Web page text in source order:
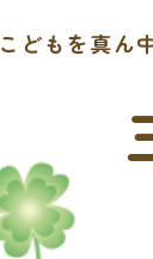
こどもを真ん